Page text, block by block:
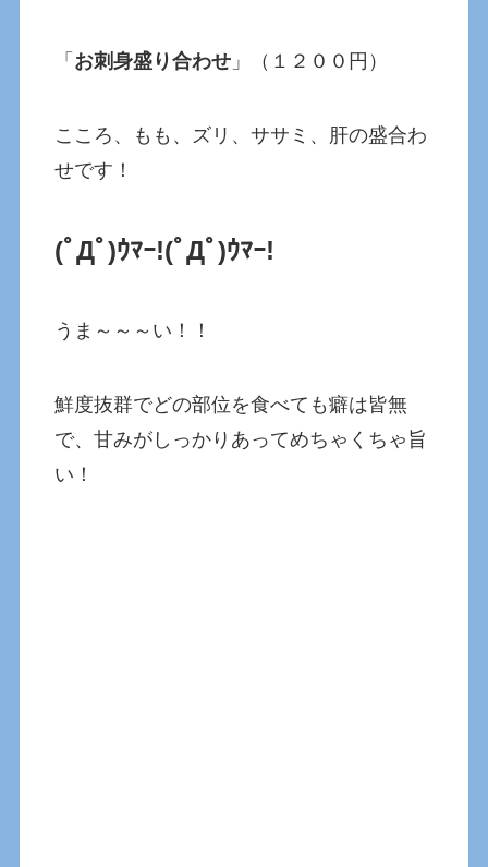
「 お刺身盛り合わせ 」（１２００円）
こころ、もも、ズリ、ササミ、肝の盛合わ
せです！
(ﾟДﾟ)ｳﾏｰ!(ﾟДﾟ)ｳﾏｰ!
うま～～～い！！
鮮度抜群でどの部位を食べても癖は皆無
で、甘みがしっかりあってめちゃくちゃ旨
い！